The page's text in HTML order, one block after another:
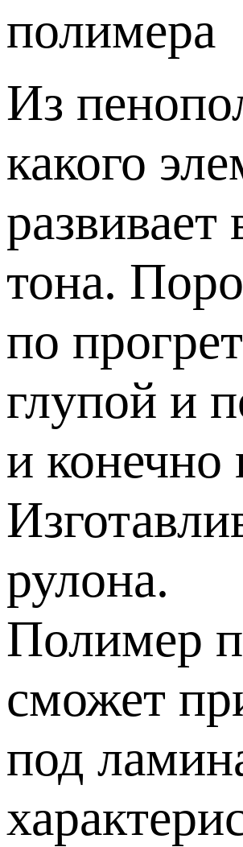
полимера
Из
какого
тона.
по
глупой и
и конечно
рулона.
Полимер
сможет
под